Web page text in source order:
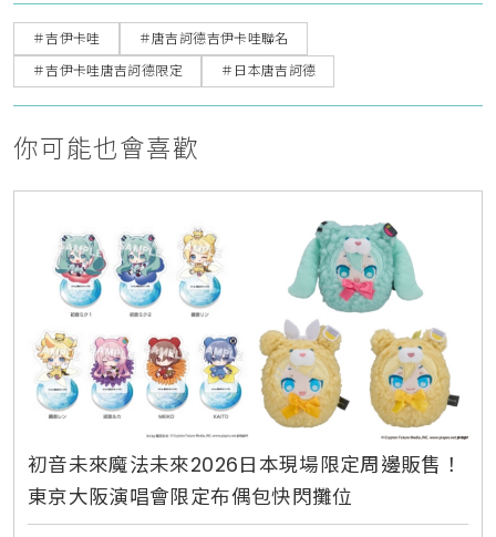
＃吉伊卡哇
＃唐吉訶德吉伊卡哇聯名
＃吉伊卡哇唐吉訶德限定
＃日本唐吉訶德
你可能也會喜歡
初音未來魔法未來2026日本現場限定周邊販售！
東京大阪演唱會限定布偶包快閃攤位